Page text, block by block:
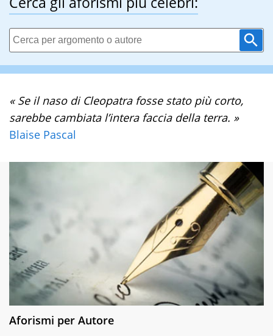
« Se il naso di Cleopatra fosse stato più corto,
sarebbe cambiata l’intera faccia della terra. »
Blaise Pascal
Aforismi per Autore